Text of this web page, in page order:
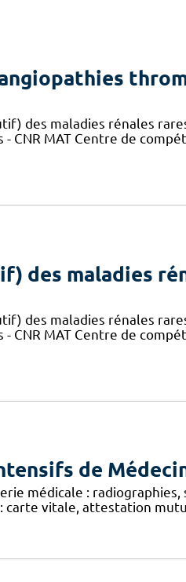
des maladies rénales
MAT Centre de
des maladies
des maladies rénales
MAT Centre de
de
médicale : radiographies,
carte vitale, attestation